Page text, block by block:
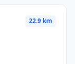
22.9 km